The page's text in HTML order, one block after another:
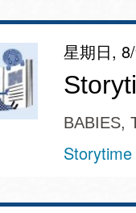
Ocean View 海
景區圖書分館
OMI 流動圖書館
Ortega 圖書分館
星期日,
BABIES,